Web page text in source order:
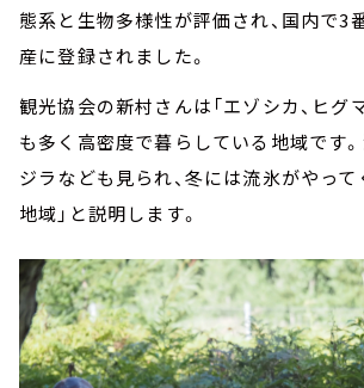
態系と生物多様性が評価され、国内で3
産に登録されました。
観光協会の新村さんは「エゾシカ、ヒグ
も多く高密度で暮らしている地域です。
ジラなども見られ、冬には流氷がやって
地域」と説明します。